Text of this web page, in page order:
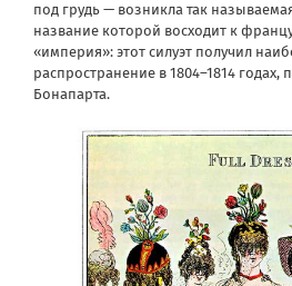
под грудь — возникла так
название которой восходит к
«империя»: этот силуэт получил
распространение в 1804–1814
Бонапарта.